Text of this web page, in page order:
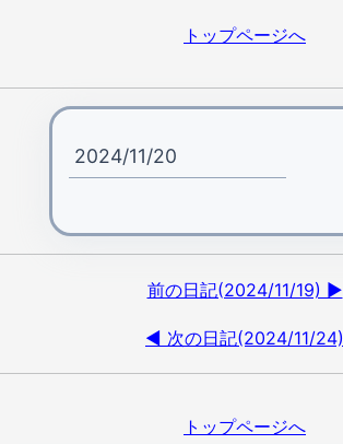
トップページへ
2024/11/20
前の日記(2024/11/19) ▶
◀ 次の日記(2024/11/24)
トップページへ